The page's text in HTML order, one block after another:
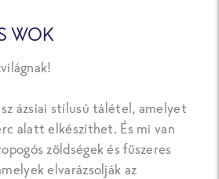
WOK
ázsiai stílusú tálétel, amelyet
alatt elkészíthet. És mi van
zöldségek és fűszeres
elvarázsolják az